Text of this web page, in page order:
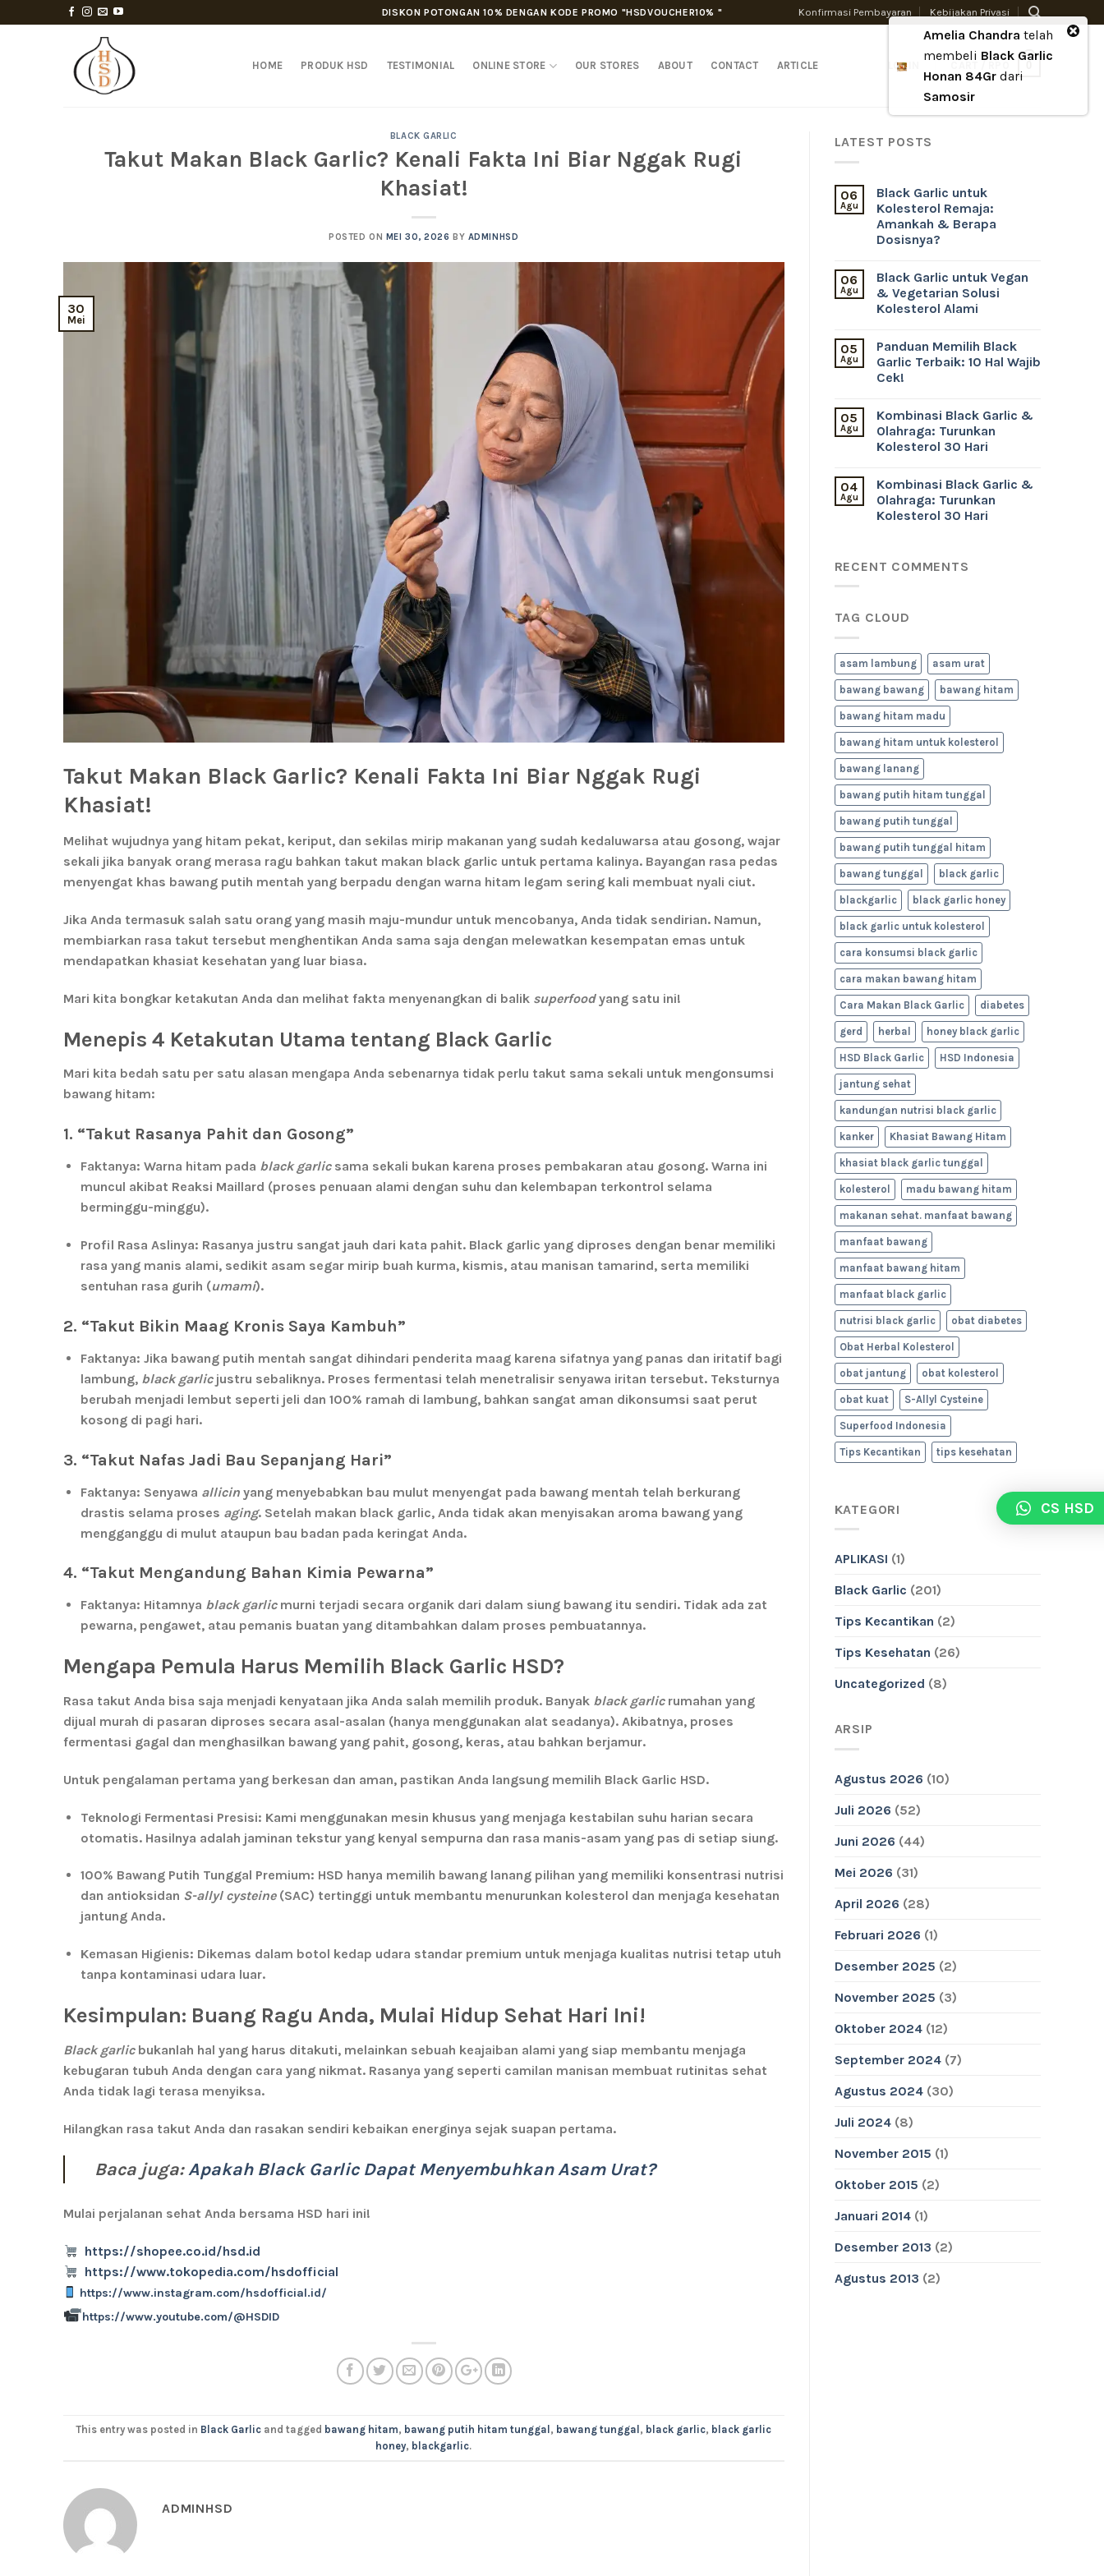
to
DISKON POTONGAN 10% DENGAN KODE PROMO "HSDVOUCHER10% " Konfirmasi Pembayaran Kebijakan Privasi
HOME PRODUK HSD TESTIMONIAL ONLINE STORE OUR STORES ABOUT CONTACT ARTICLE LOGIN
BLACK GARLIC
Takut Makan Black Garlic? Kenali Fakta Ini Biar Nggak Rugi
Khasiat!
POSTED ON MEI 30, 2026 BY ADMINHSD
30
Mei
Takut Makan Black Garlic? Kenali Fakta Ini Biar Nggak Rugi
Khasiat!
Melihat wujudnya yang hitam pekat, keriput, dan sekilas mirip makanan yang sudah kedaluwarsa atau gosong, wajar
sekali jika banyak orang merasa ragu bahkan takut makan black garlic untuk pertama kalinya. Bayangan rasa pedas
menyengat khas bawang putih mentah yang berpadu dengan warna hitam legam sering kali membuat nyali ciut.
Jika Anda termasuk salah satu orang yang masih maju-mundur untuk mencobanya, Anda tidak sendirian. Namun,
membiarkan rasa takut tersebut menghentikan Anda sama saja dengan melewatkan kesempatan emas untuk
mendapatkan khasiat kesehatan yang luar biasa.
Mari kita bongkar ketakutan Anda dan melihat fakta menyenangkan di balik superfoodyang satu ini!
Menepis 4 Ketakutan Utama tentang Black Garlic
Mari kita bedah satu per satu alasan mengapa Anda sebenarnya tidak perlu takut sama sekali untuk mengonsumsi
bawang hitam:
1. “Takut Rasanya Pahit dan Gosong”
Faktanya: Warna hitam pada black garlicsama sekali bukan karena proses pembakaran atau gosong. Warna ini
muncul akibat Reaksi Maillard (proses penuaan alami dengan suhu dan kelembapan terkontrol selama
berminggu-minggu).
Profil Rasa Aslinya: Rasanya justru sangat jauh dari kata pahit. Black garlic yang diproses dengan benar memiliki
rasa yang manis alami, sedikit asam segar mirip buah kurma, kismis, atau manisan tamarind, serta memiliki
sentuhan rasa gurih (umami).
2. “Takut Bikin Maag Kronis Saya Kambuh”
Faktanya: Jika bawang putih mentah sangat dihindari penderita maag karena sifatnya yang panas dan iritatif bagi
lambung, black garlicjustru sebaliknya. Proses fermentasi telah menetralisir senyawa iritan tersebut. Teksturnya
berubah menjadi lembut seperti jeli dan 100% ramah di lambung, bahkan sangat aman dikonsumsi saat perut
kosong di pagi hari.
3. “Takut Nafas Jadi Bau Sepanjang Hari”
Faktanya: Senyawa allicinyang menyebabkan bau mulut menyengat pada bawang mentah telah berkurang
drastis selama proses aging. Setelah makan black garlic, Anda tidak akan menyisakan aroma bawang yang
mengganggu di mulut ataupun bau badan pada keringat Anda.
4. “Takut Mengandung Bahan Kimia Pewarna”
Faktanya: Hitamnya black garlicmurni terjadi secara organik dari dalam siung bawang itu sendiri. Tidak ada zat
pewarna, pengawet, atau pemanis buatan yang ditambahkan dalam proses pembuatannya.
Mengapa Pemula Harus Memilih Black Garlic HSD?
Rasa takut Anda bisa saja menjadi kenyataan jika Anda salah memilih produk. Banyak black garlicrumahan yang
dijual murah di pasaran diproses secara asal-asalan (hanya menggunakan alat seadanya). Akibatnya, proses
fermentasi gagal dan menghasilkan bawang yang pahit, gosong, keras, atau bahkan berjamur.
Untuk pengalaman pertama yang berkesan dan aman, pastikan Anda langsung memilih Black Garlic HSD.
Teknologi Fermentasi Presisi: Kami menggunakan mesin khusus yang menjaga kestabilan suhu harian secara
otomatis. Hasilnya adalah jaminan tekstur yang kenyal sempurna dan rasa manis-asam yang pas di setiap siung.
100% Bawang Putih Tunggal Premium: HSD hanya memilih bawang lanang pilihan yang memiliki konsentrasi nutrisi
dan antioksidan S-allyl cysteine(SAC) tertinggi untuk membantu menurunkan kolesterol dan menjaga kesehatan
jantung Anda.
Kemasan Higienis: Dikemas dalam botol kedap udara standar premium untuk menjaga kualitas nutrisi tetap utuh
tanpa kontaminasi udara luar.
Kesimpulan: Buang Ragu Anda, Mulai Hidup Sehat Hari Ini!
Black garlicbukanlah hal yang harus ditakuti, melainkan sebuah keajaiban alami yang siap membantu menjaga
kebugaran tubuh Anda dengan cara yang nikmat. Rasanya yang seperti camilan manisan membuat rutinitas sehat
Anda tidak lagi terasa menyiksa.
Hilangkan rasa takut Anda dan rasakan sendiri kebaikan energinya sejak suapan pertama.
Baca juga:Apakah Black Garlic Dapat Menyembuhkan Asam Urat?
Mulai perjalanan sehat Anda bersama HSD hari ini!
https://shopee.co.id/hsd.id
https://www.tokopedia.com/hsdofficial
https://www.instagram.com/hsdofficial.id/
https://www.youtube.com/@HSDID
This entry was posted in Black Garlic and tagged bawang hitam, bawang putih hitam tunggal, bawang tunggal, black garlic, black garlic
honey, blackgarlic.
ADMINHSD
LATEST POSTS
06
Agu
Black Garlic untuk
Kolesterol Remaja:
Amankah & Berapa
Dosisnya?
06
Agu
Black Garlic untuk Vegan
& Vegetarian Solusi
Kolesterol Alami
05
Agu
Panduan Memilih Black
Garlic Terbaik: 10 Hal Wajib
Cek!
05
Agu
Kombinasi Black Garlic &
Olahraga: Turunkan
Kolesterol 30 Hari
04
Agu
Kombinasi Black Garlic &
Olahraga: Turunkan
Kolesterol 30 Hari
RECENT COMMENTS
TAG CLOUD
asam lambung asam urat
bawang bawang bawang hitam
bawang hitam madu
bawang hitam untuk kolesterol
bawang lanang
bawang putih hitam tunggal
bawang putih tunggal
bawang putih tunggal hitam
bawang tunggal black garlic
blackgarlic black garlic honey
black garlic untuk kolesterol
cara konsumsi black garlic
cara makan bawang hitam
Cara Makan Black Garlic diabetes
gerd herbal honey black garlic
HSD Black Garlic HSD Indonesia
jantung sehat
kandungan nutrisi black garlic
kanker Khasiat Bawang Hitam
khasiat black garlic tunggal
kolesterol madu bawang hitam
makanan sehat. manfaat bawang
manfaat bawang
manfaat bawang hitam
manfaat black garlic
nutrisi black garlic obat diabetes
Obat Herbal Kolesterol
obat jantung obat kolesterol
obat kuat S-Allyl Cysteine
Superfood Indonesia
Tips Kecantikan tips kesehatan
KATEGORI
APLIKASI (1)
Black Garlic (201)
Tips Kecantikan (2)
Tips Kesehatan (26)
Uncategorized (8)
ARSIP
Agustus 2026 (10)
Juli 2026 (52)
Juni 2026 (44)
Mei 2026 (31)
April 2026 (28)
Februari 2026 (1)
Desember 2025 (2)
November 2025 (3)
Oktober 2024(12)
September 2024(7)
Agustus 2024(30)
Juli 2024(8)
November 2015 (1)
Oktober 2015 (2)
Januari 2014(1)
Desember 2013 (2)
Agustus 2013 (2)
CS HSD
Amelia Chandra telah
membeli Black Garlic
Honan 84Grdari
Samosir